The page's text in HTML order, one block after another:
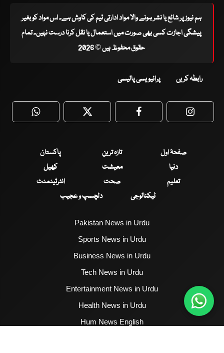
ہم نیوز پر شائع یا نشر ہونے والا مواد ادارتی ٹیم کی کاوش ہے۔ اس مواد کو بغیر
پیشگی اجازت کسی بھی صورت میں استعمال یا نقل کرنا درست نہیں۔ تمام
حقوق محفوظ ہیں © 2026
رابطہ کریں پرائیویسی پالیسی
WhatsApp Twitter Facebook
صفحۂ اول تازہ ترین
پاکستان
دنیا
معیشت
کھیل
تعلیم
صحت
انٹرٹینمنٹ
ٹیکنالوجی
دلچسپ و عجیب
Pakistan News in Urdu
Sports News in Urdu
Business News in Urdu
Tech News in Urdu
Entertainment News in Urdu
Health News in Urdu
Hum News English